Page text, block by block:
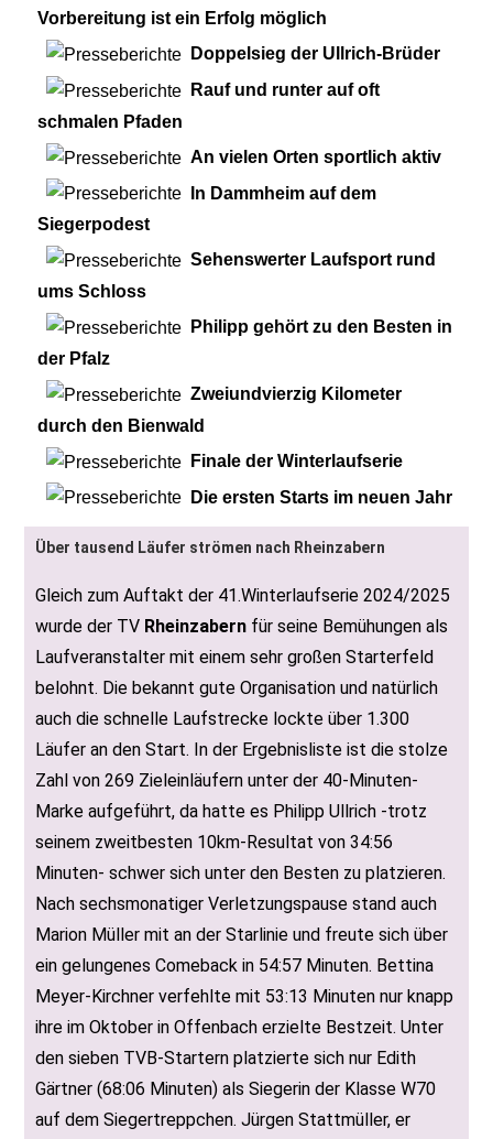
Vorbereitung ist ein Erfolg möglich
Doppelsieg der Ullrich-Brüder
Rauf und runter auf oft
schmalen Pfaden
An vielen Orten sportlich aktiv
In Dammheim auf dem
Siegerpodest
Sehenswerter Laufsport rund
ums Schloss
Philipp gehört zu den Besten in
der Pfalz
Zweiundvierzig Kilometer
durch den Bienwald
Finale der Winterlaufserie
Die ersten Starts im neuen Jahr
Über tausend Läufer strömen nach Rheinzabern
Gleich zum Auftakt der 41.Winterlaufserie 2024/2025
wurde der TV Rheinzabern für seine Bemühungen als
Laufveranstalter mit einem sehr großen Starterfeld
belohnt. Die bekannt gute Organisation und natürlich
auch die schnelle Laufstrecke lockte über 1.300
Läufer an den Start. In der Ergebnisliste ist die stolze
Zahl von 269 Zieleinläufern unter der 40-Minuten-
Marke aufgeführt, da hatte es Philipp Ullrich -trotz
seinem zweitbesten 10km-Resultat von 34:56
Minuten- schwer sich unter den Besten zu platzieren.
Nach sechsmonatiger Verletzungspause stand auch
Marion Müller mit an der Starlinie und freute sich über
ein gelungenes Comeback in 54:57 Minuten. Bettina
Meyer-Kirchner verfehlte mit 53:13 Minuten nur knapp
ihre im Oktober in Offenbach erzielte Bestzeit. Unter
den sieben TVB-Startern platzierte sich nur Edith
Gärtner (68:06 Minuten) als Siegerin der Klasse W70
auf dem Siegertreppchen. Jürgen Stattmüller, er